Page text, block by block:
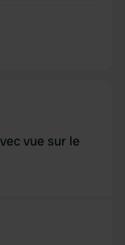
ads, to
from your use
vue sur le